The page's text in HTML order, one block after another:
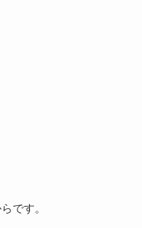
です。